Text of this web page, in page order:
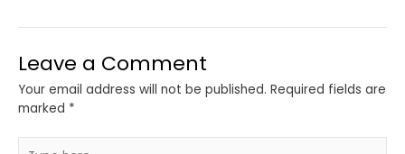
Leave a Comment
Your email address will not be published. Required fields are
marked *